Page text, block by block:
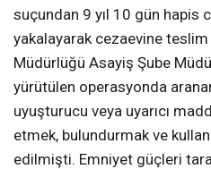
suçundan 9 yıl 10 gün hapis
yakalayarak cezaevine
Müdürlüğü Asayiş Şube
yürütülen operasyonda
uyuşturucu veya uyarıcı
etmek, bulundurmak ve
edilmişti. Emniyet güçleri